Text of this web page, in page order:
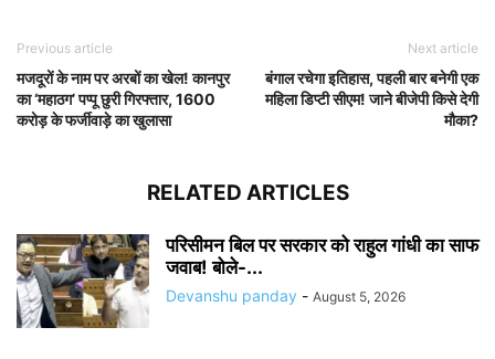
Previous article
मजदूरों के नाम पर अरबों का खेल! कानपुर
का ‘महाठग’ पप्पू छुरी गिरफ्तार, 1600
करोड़ के फर्जीवाड़े का खुलासा
Next article
बंगाल रचेगा इतिहास, पहली बार बनेगी एक
महिला डिप्टी सीएम! जाने बीजेपी किसे देगी
मौका?
RELATED ARTICLES
परिसीमन बिल पर सरकार को राहुल गांधी का साफ
जवाब! बोले-...
Devanshu panday - August 5, 2026